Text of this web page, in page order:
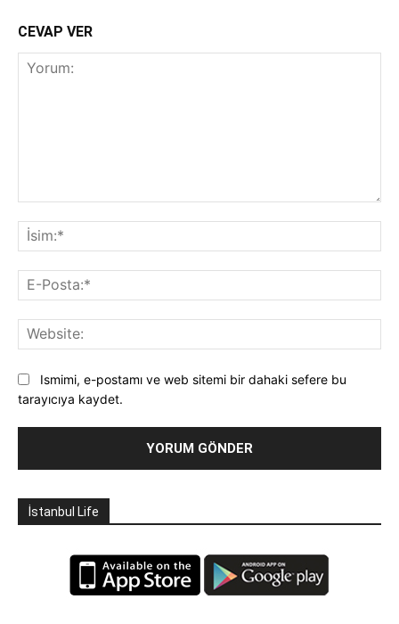
CEVAP VER
Ismimi, e-postamı ve web sitemi bir dahaki sefere bu
tarayıcıya kaydet.
İstanbul Life